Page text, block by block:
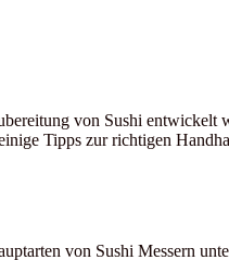
von Sushi entwickelt
Tipps zur richtigen
von Sushi Messern